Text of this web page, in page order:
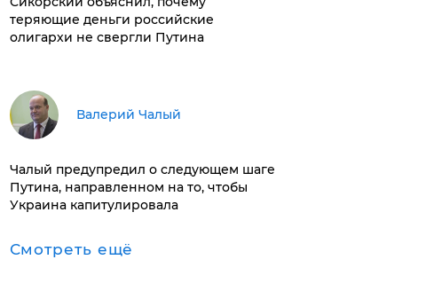
теряющие деньги российские
олигархи не свергли Путина
Валерий Чалый
Чалый предупредил о следующем шаге
Путина, направленном на то, чтобы
Украина капитулировала
Смотреть ещё